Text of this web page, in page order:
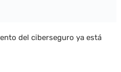
del ciberseguro ya está